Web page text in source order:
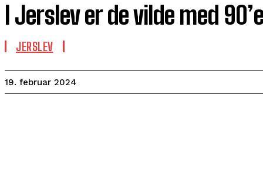
I Jerslev er de vilde med
JERSLEV
19. februar 2024